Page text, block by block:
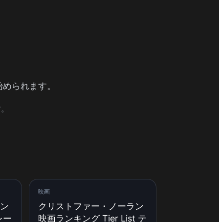
られます。
ー
映画
クリストファー・ノーラン
映画ランキング Tier List テ